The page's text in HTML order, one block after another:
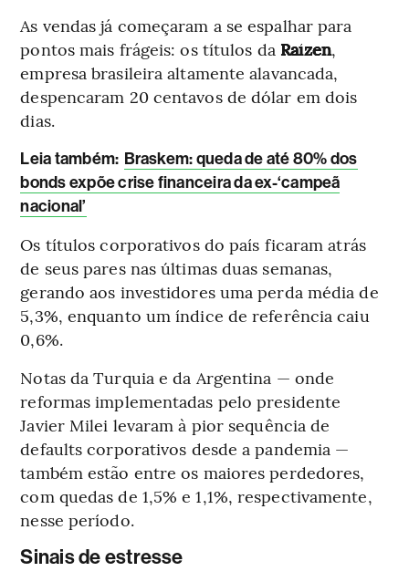
As vendas já começaram a se espalhar para
pontos mais frágeis: os títulos da Raízen,
empresa brasileira altamente alavancada,
despencaram 20 centavos de dólar em dois
dias.
Leia também: Braskem: queda de até 80% dos
bonds expõe crise financeira da ex-‘campeã
nacional’
Os títulos corporativos do país ficaram atrás
de seus pares nas últimas duas semanas,
gerando aos investidores uma perda média de
5,3%, enquanto um índice de referência caiu
0,6%.
Notas da Turquia e da Argentina — onde
reformas implementadas pelo presidente
Javier Milei levaram à pior sequência de
defaults corporativos desde a pandemia —
também estão entre os maiores perdedores,
com quedas de 1,5% e 1,1%, respectivamente,
nesse período.
Sinais de estresse